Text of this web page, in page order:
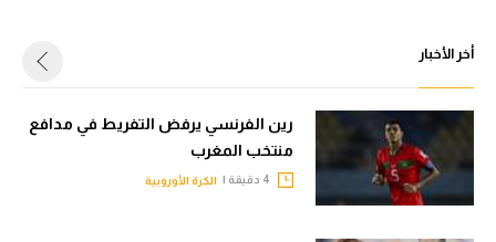
أخر الأخبار
رين الفرنسي يرفض التفريط في مدافع
منتخب المغرب
الكرة الأوروبية